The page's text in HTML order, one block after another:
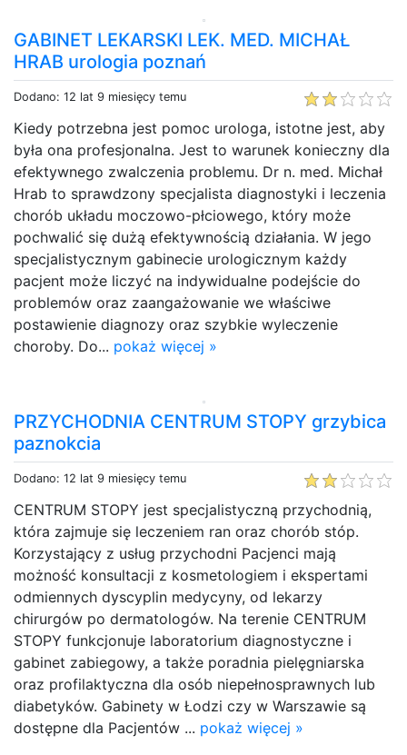
GABINET LEKARSKI LEK. MED. MICHAŁ
HRAB urologia poznań
Dodano: 12 lat 9 miesięcy temu
Kiedy potrzebna jest pomoc urologa, istotne jest, aby
była ona profesjonalna. Jest to warunek konieczny dla
efektywnego zwalczenia problemu. Dr n. med. Michał
Hrab to sprawdzony specjalista diagnostyki i leczenia
chorób układu moczowo-płciowego, który może
pochwalić się dużą efektywnością działania. W jego
specjalistycznym gabinecie urologicznym każdy
pacjent może liczyć na indywidualne podejście do
problemów oraz zaangażowanie we właściwe
postawienie diagnozy oraz szybkie wyleczenie
choroby. Do... pokaż więcej »
PRZYCHODNIA CENTRUM STOPY grzybica
paznokcia
Dodano: 12 lat 9 miesięcy temu
CENTRUM STOPY jest specjalistyczną przychodnią,
która zajmuje się leczeniem ran oraz chorób stóp.
Korzystający z usług przychodni Pacjenci mają
możność konsultacji z kosmetologiem i ekspertami
odmiennych dyscyplin medycyny, od lekarzy
chirurgów po dermatologów. Na terenie CENTRUM
STOPY funkcjonuje laboratorium diagnostyczne i
gabinet zabiegowy, a także poradnia pielęgniarska
oraz profilaktyczna dla osób niepełnosprawnych lub
diabetyków. Gabinety w Łodzi czy w Warszawie są
dostępne dla Pacjentów ... pokaż więcej »